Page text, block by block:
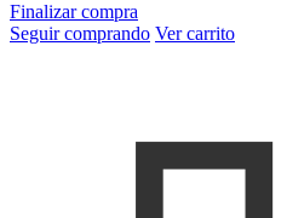
Finalizar compra
Seguir comprando Ver carrito